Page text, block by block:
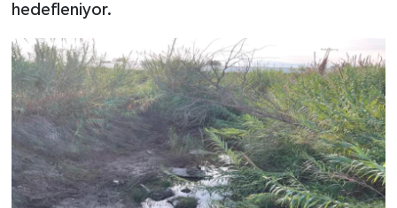
hedefleniyor.